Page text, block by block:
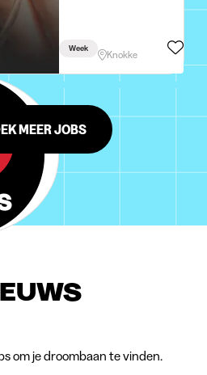
Week
Knokke
MEER JOBS
om je droombaan te vinden.